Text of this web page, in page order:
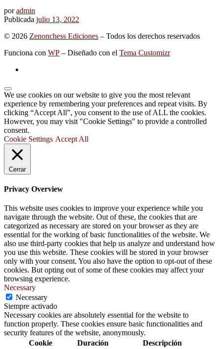
poradmin
Publicada julio 13, 2022
© 2026 Zenonchess Ediciones – Todos los derechos reservados
Funciona con WP – Diseñado con el Tema Customizr
We use cookies on our website to give you the most relevant
experience by remembering your preferences and repeat visits. By
clicking “Accept All”, you consent to the use of ALL the cookies.
However, you may visit "Cookie Settings" to provide a controlled
consent.
Cookie Settings Accept All
Cerrar
Privacy Overview
This website uses cookies to improve your experience while you
navigate through the website. Out of these, the cookies that are
categorized as necessary are stored on your browser as they are
essential for the working of basic functionalities of the website. We
also use third-party cookies that help us analyze and understand how
you use this website. These cookies will be stored in your browser
only with your consent. You also have the option to opt-out of these
cookies. But opting out of some of these cookies may affect your
browsing experience.
Necessary
Necessary
Siempre activado
Necessary cookies are absolutely essential for the website to
function properly. These cookies ensure basic functionalities and
security features of the website, anonymously.
Cookie
Duración Descripción